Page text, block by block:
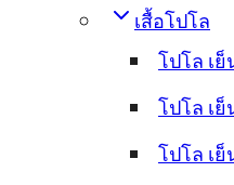
เสื้อโปโล
โปโล เ
โปโล เ
โปโล เ